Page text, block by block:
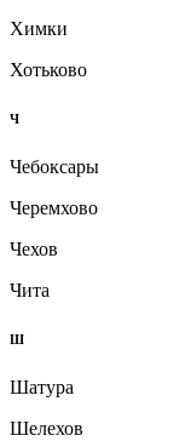
Химки
Хотьково
Ч
Чебоксары
Черемхово
Чехов
Чита
Ш
Шатура
Шелехов